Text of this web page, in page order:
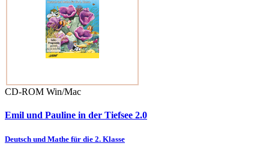
CD-ROM Win/Mac
Emil und Pauline in der Tiefsee 2.0
Deutsch und Mathe für die 2. Klasse